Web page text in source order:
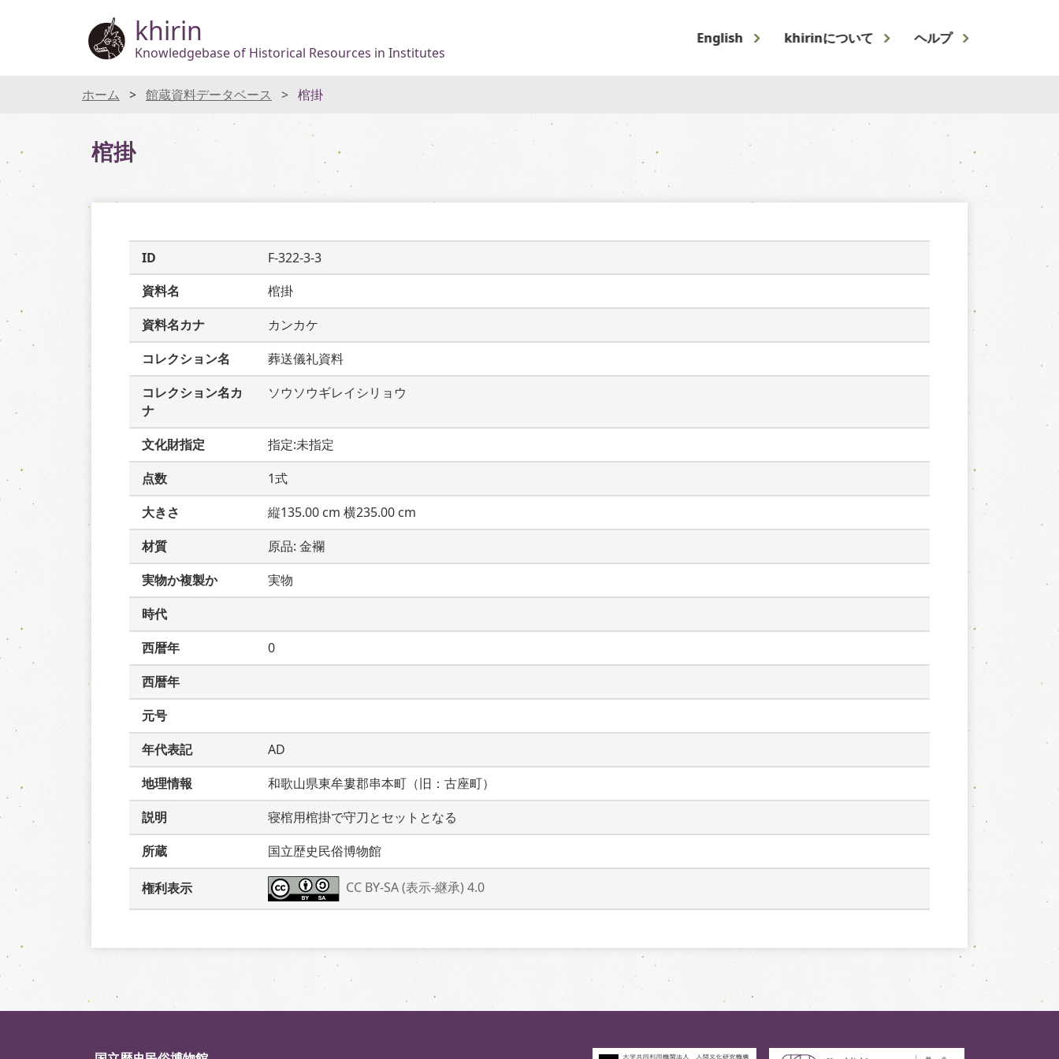
khirin
Knowledgebase of Historical Resources in Institutes
English khirinについて ヘルプ
ホーム 館蔵資料データベース 棺掛
棺掛
ID
F-322-3-3
資料名
棺掛
資料名カナ
カンカケ
コレクション名
葬送儀礼資料
コレクション名カ
ナ
ソウソウギレイシリョウ
文化財指定
指定:未指定
点数
1式
大きさ
縦135.00 cm 横235.00 cm
材質
原品: 金襴
実物か複製か
実物
時代
西暦年
0
西暦年
元号
年代表記
AD
地理情報
和歌山県東牟婁郡串本町（旧：古座町）
説明
寝棺用棺掛で守刀とセットとなる
所蔵
国立歴史民俗博物館
権利表示 CC BY-SA (表示-継承) 4.0